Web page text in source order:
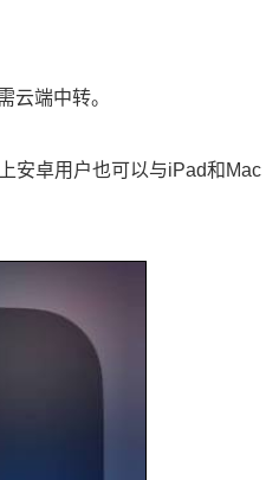
云端中转。
安卓用户也可以与iPad和Mac